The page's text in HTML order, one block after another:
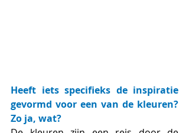
Heeft iets specifieks de inspiratie
gevormd voor een van de kleuren?
Zo ja, wat?